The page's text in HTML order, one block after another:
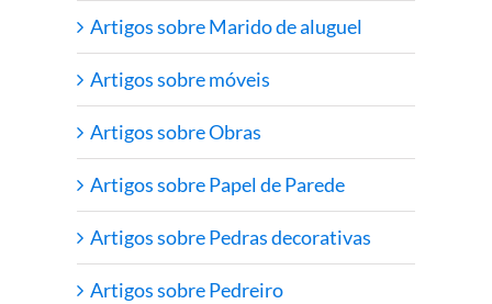
Artigos sobre Marido de aluguel
Artigos sobre móveis
Artigos sobre Obras
Artigos sobre Papel de Parede
Artigos sobre Pedras decorativas
Artigos sobre Pedreiro